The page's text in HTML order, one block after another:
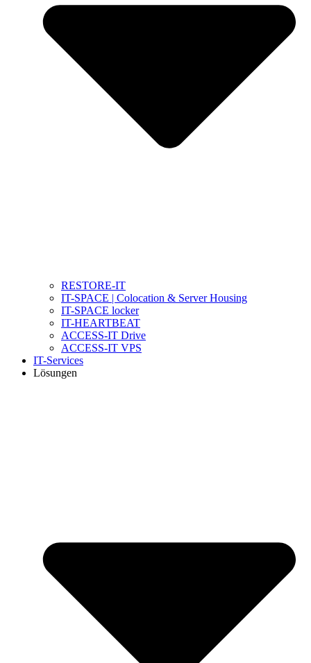
RESTORE-IT
IT-SPACE | Colocation & Server Housing
IT-SPACE locker
IT-HEARTBEAT
ACCESS-IT Drive
ACCESS-IT VPS
IT-Services
Lösungen